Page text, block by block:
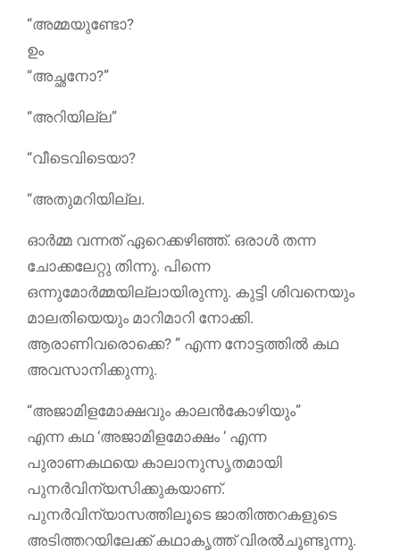
“അമ്മയുണ്ടോ?
ഉം
“അച്ഛനോ?”
“അറിയില്ല”
“വീടെവിടെയാ?
“അതുമറിയില്ല.
ഓർമ്മ വന്നത് ഏറെക്കഴിഞ്ഞ്. ഒരാൾ തന്ന
ചോക്കലേറ്റു തിന്നു. പിന്നെ
ഒന്നുമോർമ്മയില്ലായിരുന്നു. കുട്ടി ശിവനെയും
മാലതിയെയും മാറിമാറി നോക്കി.
ആരാണിവരൊക്കെ? ” എന്ന നോട്ടത്തില്‍ കഥ
അവസാനിക്കുന്നു.
“അജാമിളമോക്ഷവും കാലന്‍കോഴിയും”
എന്ന കഥ ‘അജാമിളമോക്ഷം ‘ എന്ന
പുരാണകഥയെ കാലാനുസൃതമായി
പുനര്‍വിന്യസിക്കുകയാണ്.
പുനര്‍വിന്യാസത്തിലൂടെ ജാതിത്തറകളുടെ
അടിത്തറയിലേക്ക് കഥാകൃത്ത് വിരല്‍ചൂണ്ടുന്നു.